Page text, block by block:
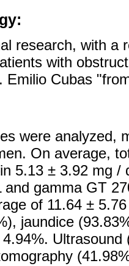
research, with a
with
Emilio Cubas
were analyzed,
On average,
5.13 ± 3.92 mg /
and gamma GT
of 11.64 ±
jaundice